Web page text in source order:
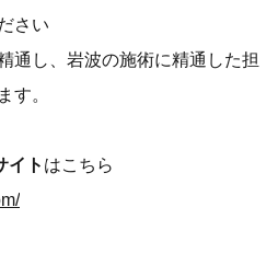
さい
通し、岩波の施術に精通した担
す。
イト はこちら